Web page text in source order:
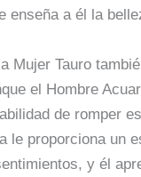
enseña a él la
Mujer Tauro
el Hombre
de romper
le proporciona un
y él